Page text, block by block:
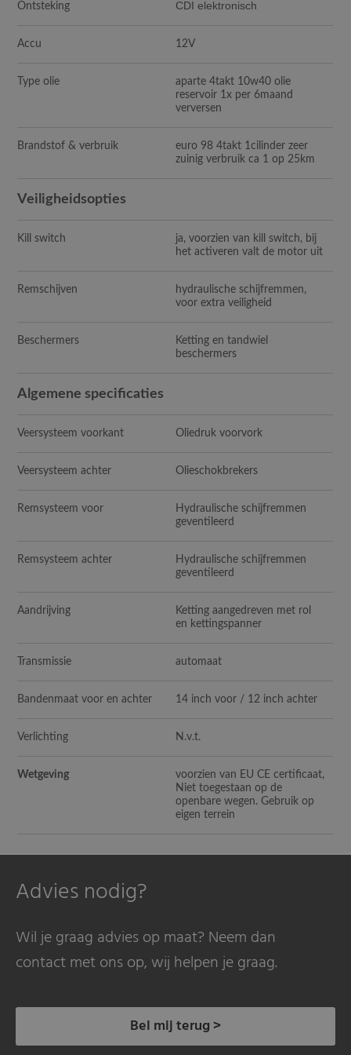
Ontsteking CDI elektronisch
Accu 12V
Type olie
aparte 4takt 10w40 olie
reservoir 1x per 6maand
verversen
Brandstof & verbruik
euro 98 4takt 1cilinder zeer
zuinig verbruik ca 1 op 25km
Veiligheidsopties
Kill switch
ja, voorzien van kill switch, bij
het activeren valt de motor uit
Remschijven
hydraulische schijfremmen,
voor extra veiligheid
Beschermers
Ketting en tandwiel
beschermers
Algemene specificaties
Veersysteem voorkant Oliedruk voorvork
Veersysteem achter Olieschokbrekers
Remsysteem voor
Hydraulische schijfremmen
geventileerd
Remsysteem achter
Hydraulische schijfremmen
geventileerd
Aandrijving
Ketting aangedreven met rol
en kettingspanner
Transmissie automaat
Bandenmaat voor en achter 14 inch voor / 12 inch achter
Verlichting N.v.t.
Wetgeving
voorzien van EU CE certificaat,
Niet toegestaan op de
openbare wegen. Gebruik op
eigen terrein
Advies nodig?
Wil je graag advies op maat? Neem dan
contact met ons op, wij helpen je graag.
Bel mij terug >